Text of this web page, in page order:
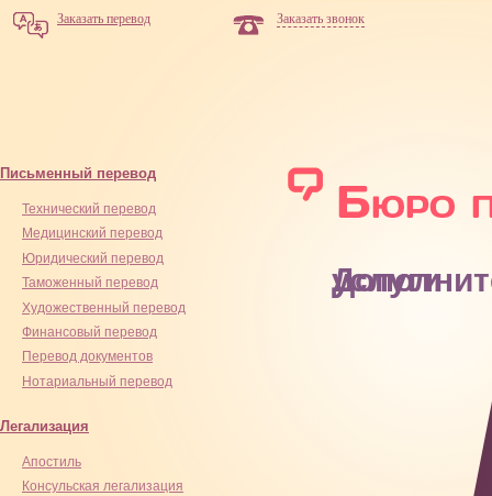
Заказать перевод Заказать звонок
Письменный перевод
Технический перевод
Медицинский перевод
Юридический перевод
Таможенный перевод
Художественный перевод
Финансовый перевод
Перевод документов
Нотариальный перевод
Легализация
Апостиль
Консульская легализация
Дополнительные услуги